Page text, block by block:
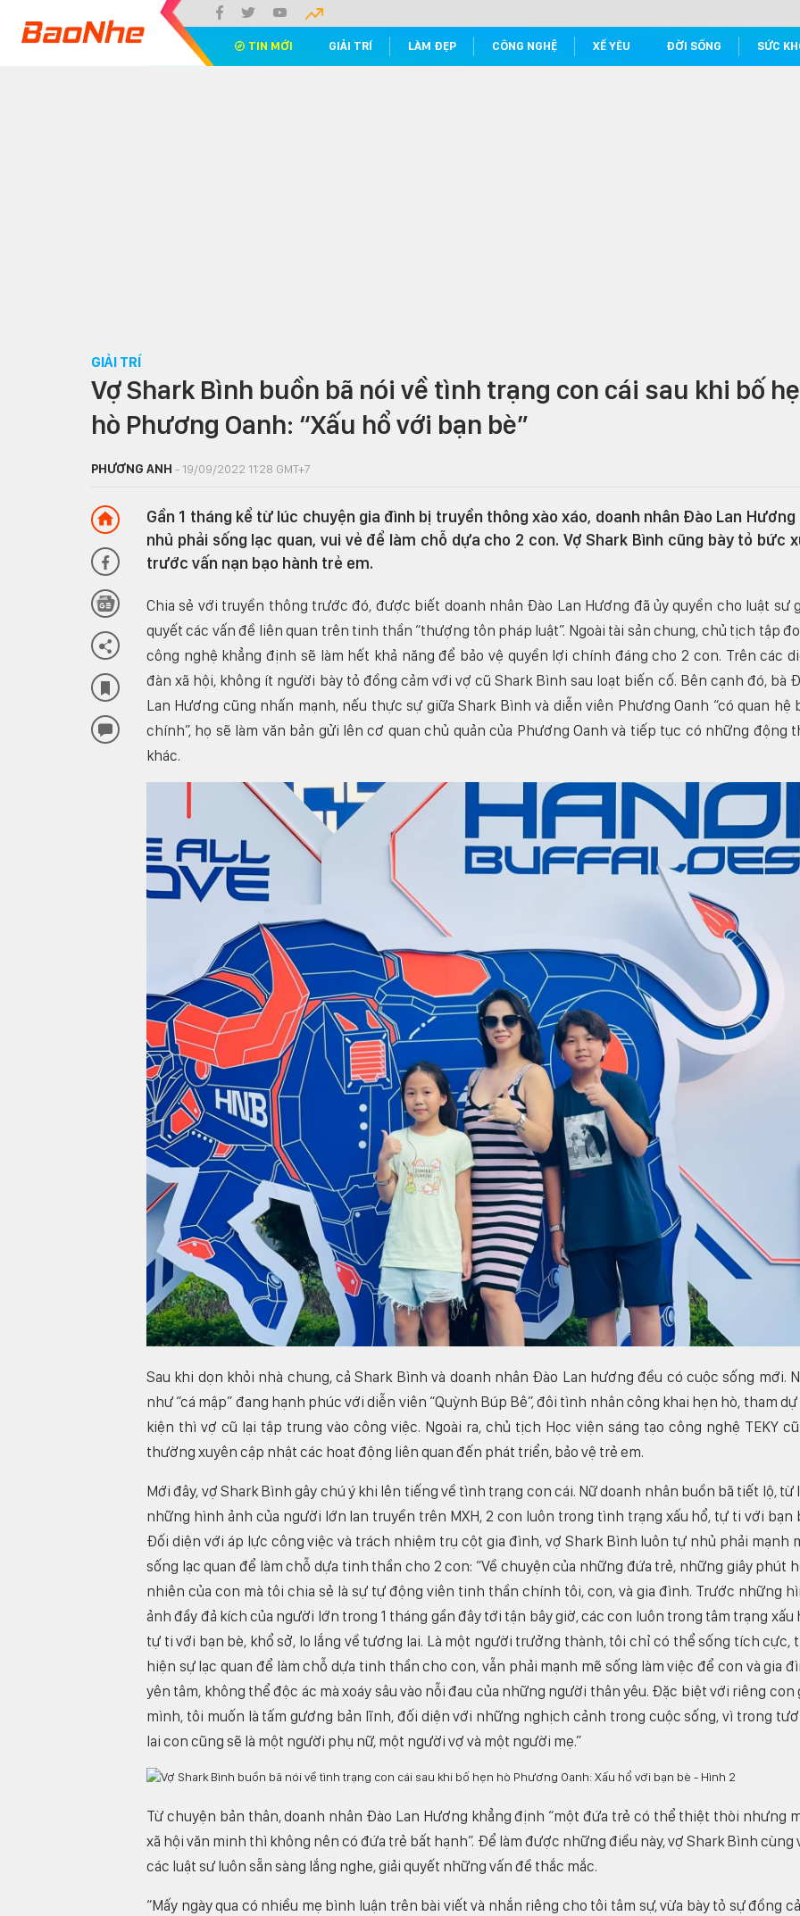
TIN MỚI GIẢI TRÍ LÀM ĐẸP CÔNG NGHỆ XẾ YÊU ĐỜI SỐNG SỨC
GIẢI TRÍ
Vợ Shark Bình buồn bã nói về tình trạng con cái sau khi bố
hò Phương Oanh: “Xấu hổ với bạn bè”
PHƯƠNG ANH - 19/09/2022 11:28 GMT+7
Gần 1 tháng kể từ lúc chuyện gia đình bị truyền thông xào xáo, doanh nhân Đào Lan
nhủ phải sống lạc quan, vui vẻ để làm chỗ dựa cho 2 con. Vợ Shark Bình cũng bày tỏ bức
trước vấn nạn bạo hành trẻ em.
Chia sẻ với truyền thông trước đó, được biết doanh nhân Đào Lan Hương đã ủy quyền cho luật sư
quyết các vấn đề liên quan trên tinh thần “thượng tôn pháp luật”. Ngoài tài sản chung, chủ tịch tập
công nghệ khẳng định sẽ làm hết khả năng để bảo vệ quyền lợi chính đáng cho 2 con. Trên các
đàn xã hội, không ít người bày tỏ đồng cảm với vợ cũ Shark Bình sau loạt biến cố. Bên cạnh đó, bà
Lan Hương cũng nhấn mạnh, nếu thực sự giữa Shark Bình và diễn viên Phương Oanh “có quan hệ
chính”, họ sẽ làm văn bản gửi lên cơ quan chủ quản của Phương Oanh và tiếp tục có những động
khác.
Sau khi dọn khỏi nhà chung, cả Shark Bình và doanh nhân Đào Lan hương đều có cuộc sống mới.
như “cá mập” đang hạnh phúc với diễn viên “Quỳnh Búp Bê”, đôi tình nhân công khai hẹn hò, tham
kiện thì vợ cũ lại tập trung vào công việc. Ngoài ra, chủ tịch Học viện sáng tạo công nghệ TEKY
thường xuyên cập nhật các hoạt động liên quan đến phát triển, bảo vệ trẻ em.
Mới đây, vợ Shark Bình gây chú ý khi lên tiếng về tình trạng con cái. Nữ doanh nhân buồn bã tiết lộ, từ
những hình ảnh của người lớn lan truyền trên MXH, 2 con luôn trong tình trạng xấu hổ, tự ti với bạn
Đối diện với áp lực công việc và trách nhiệm trụ cột gia đình, vợ Shark Bình luôn tự nhủ phải mạnh
sống lạc quan để làm chỗ dựa tinh thần cho 2 con: “Về chuyện của những đứa trẻ, những giây phút
nhiên của con mà tôi chia sẻ là sự tự động viên tinh thần chính tôi, con, và gia đình. Trước những
ảnh đầy đả kích của người lớn trong 1 tháng gần đây tới tận bây giờ, các con luôn trong tâm trạng xấu
tự ti với bạn bè, khổ sở, lo lắng về tương lai. Là một người trưởng thành, tôi chỉ có thể sống tích cực,
hiện sự lạc quan để làm chỗ dựa tinh thần cho con, vẫn phải mạnh mẽ sống làm việc để con và gia
yên tâm, không thể độc ác mà xoáy sâu vào nỗi đau của những người thân yêu. Đặc biệt với riêng con
mình, tôi muốn là tấm gương bản lĩnh, đối diện với những nghịch cảnh trong cuộc sống, vì trong
lai con cũng sẽ là một người phụ nữ, một người vợ và một người mẹ.”
Từ chuyện bản thân, doanh nhân Đào Lan Hương khẳng định “một đứa trẻ có thể thiệt thòi nhưng
xã hội văn minh thì không nên có đứa trẻ bất hạnh”. Để làm được những điều này, vợ Shark Bình cùng
các luật sư luôn sẵn sàng lắng nghe, giải quyết những vấn đề thắc mắc.
“Mấy ngày qua có nhiều mẹ bình luận trên bài viết và nhắn riêng cho tôi tâm sự, vừa bày tỏ sự đồng